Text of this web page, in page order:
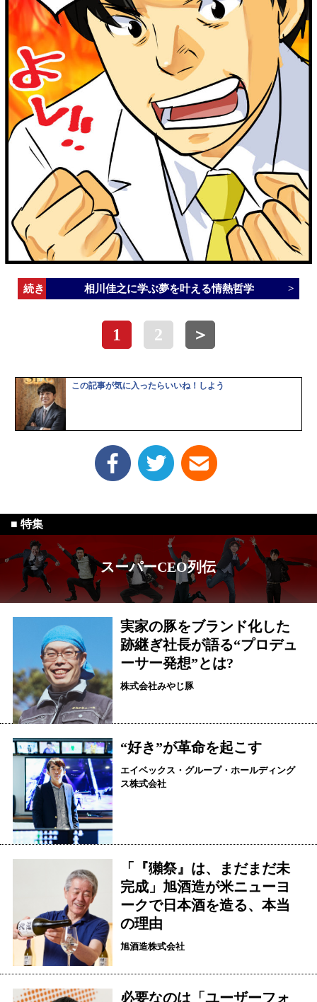
相川佳之に学ぶ夢を叶える情熱哲学
1 2 ＞
この記事が気に入ったらいいね！しよう
スーパーCEO列伝
実家の豚をブランド化した
跡継ぎ社長が語る“プロデュ
ーサー発想”とは?
株式会社みやじ豚
“好き”が革命を起こす
エイベックス・グループ・ホールディング
ス株式会社
「『獺祭』は、まだまだ未
完成」旭酒造が米ニューヨ
ークで日本酒を造る、本当
の理由
旭酒造株式会社
必要なのは「ユーザーフォ